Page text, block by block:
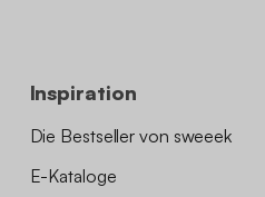
Inspiration
Die Bestseller von sweeek
E-Kataloge